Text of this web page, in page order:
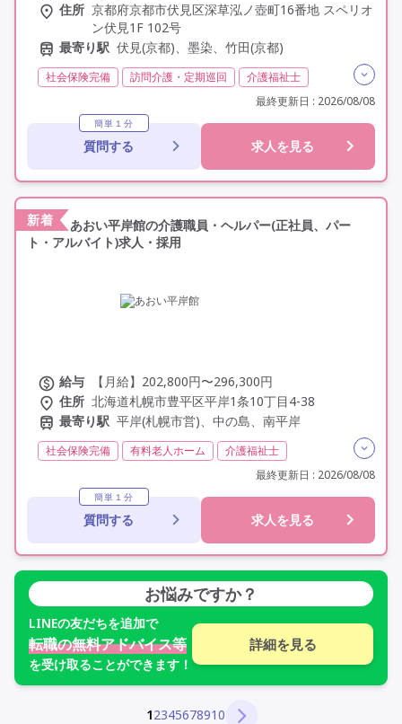
住所 京都府京都市伏見区深草泓ノ壺町16番地 スペリオ
ン伏見1F 102号
最寄り駅 伏見(京都)、墨染、竹田(京都)
社会保険完備 訪問介護・定期巡回
介護福祉士
交通費支給
年間休日110日以上
学歴不問 定年なし
駅近
研修制度あり
最終更新日 : 2026/08/08
簡単１分
質問する 求人を見る
新着
あおい平岸館の介護職員・ヘルパー(正社員、パー
ト・アルバイト)求人・採用
給与
【月給】202,800円〜296,300円
住所 北海道札幌市豊平区平岸1条10丁目4-38
最寄り駅 平岸(札幌市営)、中の島、南平岸
社会保険完備 有料老人ホーム
介護福祉士
初任者研修(ヘルパー2級)
社会福祉士
夜勤専従
残業月20時間以内
残業ほぼなし
常勤 非常勤 交通費支給
学歴不問
駅近
最終更新日 : 2026/08/08
簡単１分
質問する 求人を見る
お悩みですか？
LINEの友だちを追加で
転職の無料アドバイス等
を受け取ることができます！
詳細を見る
12345678910